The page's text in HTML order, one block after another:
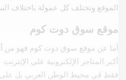
الموقع وتختلف كل عمولة باختلاف
موقع سوق دوت كوم
أما عن موقع سوق دوت كوم فهو من
أكبر المتاجر الإلكترونية على
فقط في محيط الوطن العربي بل على